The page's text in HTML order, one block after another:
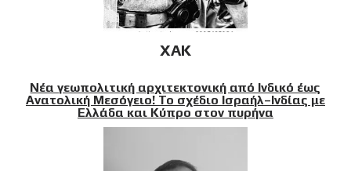
XAK
Νέα γεωπολιτική αρχιτεκτονική από Ινδικό έως
Ανατολική Μεσόγειο! Το σχέδιο Ισραήλ–Ινδίας με
Ελλάδα και Κύπρο στον πυρήνα